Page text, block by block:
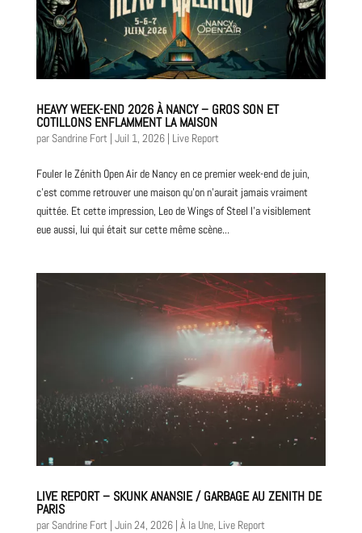
HEAVY WEEK-END 2026 À NANCY – GROS SON ET
COTILLONS ENFLAMMENT LA MAISON
par Sandrine Fort | Juil 1, 2026| Live Report
Fouler le Zénith Open Air de Nancy en ce premier week-end de juin,
c’est comme retrouver une maison qu’on n’aurait jamais vraiment
quittée. Et cette impression, Leo de Wings of Steel l’a visiblement
eue aussi, lui qui était sur cette même scène...
LIVE REPORT – SKUNK ANANSIE / GARBAGE AU ZENITH DE
PARIS
par Sandrine Fort | Juin 24, 2026| À la Une, Live Report